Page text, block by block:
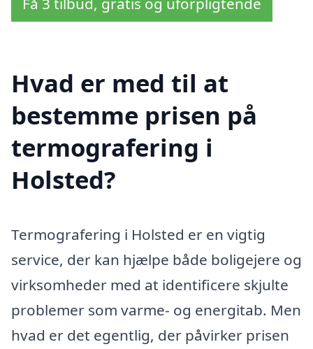
Hvad er med til at
bestemme prisen på
termografering i
Holsted?
Termografering i Holsted er en vigtig
service, der kan hjælpe både boligejere og
virksomheder med at identificere skjulte
problemer som varme- og energitab. Men
hvad er det egentlig, der påvirker prisen